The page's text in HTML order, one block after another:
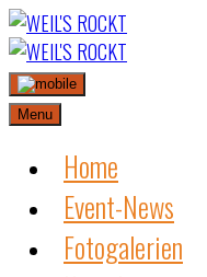
Skip
to
content
Menu
Home
Event-News
Fotogalerien